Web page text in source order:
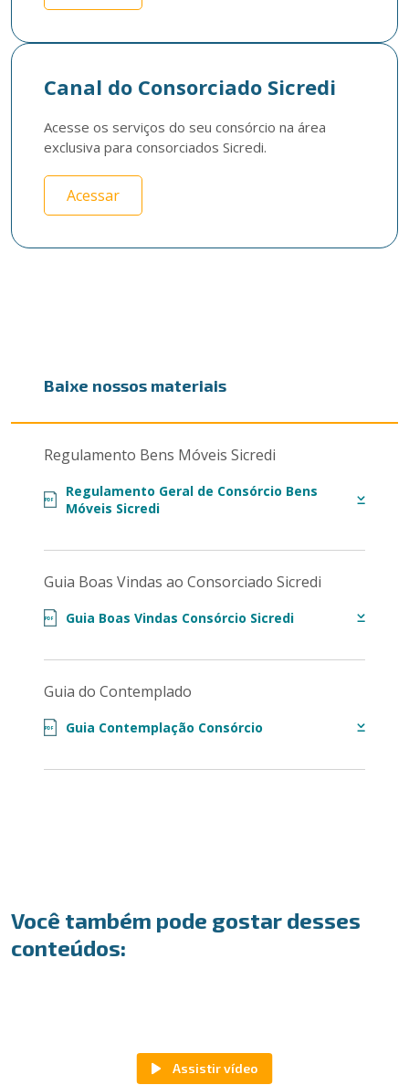
Canal do Consorciado Sicredi
Acesse os serviços do seu consórcio na área
exclusiva para consorciados Sicredi.
Acessar
Baixe nossos materiais
Regulamento Bens Móveis Sicredi
Regulamento Geral de Consórcio Bens
Móveis Sicredi
PDF
Guia Boas Vindas ao Consorciado Sicredi
Guia Boas Vindas Consórcio Sicredi
PDF
Guia do Contemplado
Guia Contemplação Consórcio
PDF
Você também pode gostar desses
conteúdos: